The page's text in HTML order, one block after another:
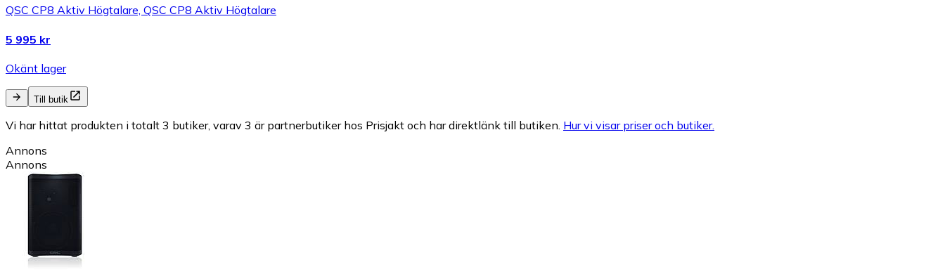
QSC CP8 Aktiv Högtalare, QSC CP8 Aktiv Högtalare
5 995 kr
Okänt lager
Till butik
Vi har hittat produkten i totalt 3 butiker, varav 3 är partnerbutiker hos Prisjakt och har direktlänk till butiken. Hur vi visar priser och butiker.
Annons
Annons